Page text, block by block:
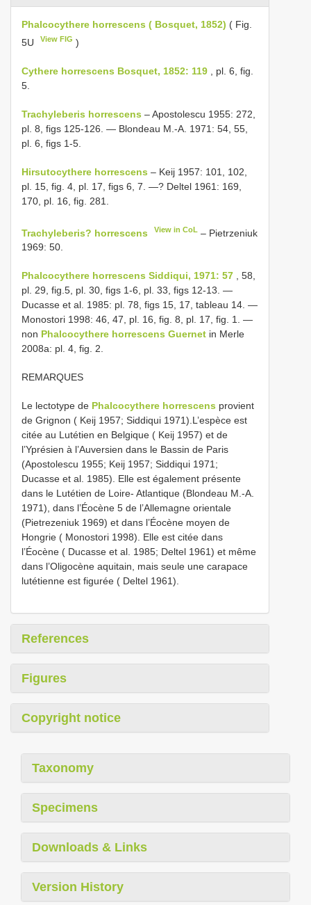
Phalcocythere horrescens ( Bosquet, 1852) ( Fig.
5U
View FIG )
Cythere horrescens Bosquet, 1852: 119 , pl. 6, fig.
5.
Trachyleberis horrescens – Apostolescu 1955: 272,
pl. 8, figs 125-126. — Blondeau M.-A. 1971: 54, 55,
pl. 6, figs 1-5.
Hirsutocythere horrescens – Keij 1957: 101, 102,
pl. 15, fig. 4, pl. 17, figs 6, 7. —? Deltel 1961: 169,
170, pl. 16, fig. 281.
Trachyleberis? horrescens View in CoL – Pietrzeniuk
1969: 50.
Phalcocythere horrescens Siddiqui, 1971: 57 , 58,
pl. 29, fig.5, pl. 30, figs 1-6, pl. 33, figs 12-13. —
Ducasse et al. 1985: pl. 78, figs 15, 17, tableau 14. —
Monostori 1998: 46, 47, pl. 16, fig. 8, pl. 17, fig. 1. —
non Phalcocythere horrescens Guernet in Merle
2008a: pl. 4, fig. 2.
REMARQUES
Le lectotype de Phalcocythere horrescens provient
de Grignon ( Keij 1957; Siddiqui 1971).L’espèce est
citée au Lutétien en Belgique ( Keij 1957) et de
l’Yprésien à l’Auversien dans le Bassin de Paris
(Apostolescu 1955; Keij 1957; Siddiqui 1971;
Ducasse et al. 1985). Elle est également présente
dans le Lutétien de Loire- Atlantique (Blondeau M.-A.
1971), dans l’Éocène 5 de l’Allemagne orientale
(Pietrezeniuk 1969) et dans l’Éocène moyen de
Hongrie ( Monostori 1998). Elle est citée dans
l’Éocène ( Ducasse et al. 1985; Deltel 1961) et même
dans l’Oligocène aquitain, mais seule une carapace
lutétienne est figurée ( Deltel 1961).
References
Figures
Copyright notice
Taxonomy
Specimens
Downloads & Links
Version History